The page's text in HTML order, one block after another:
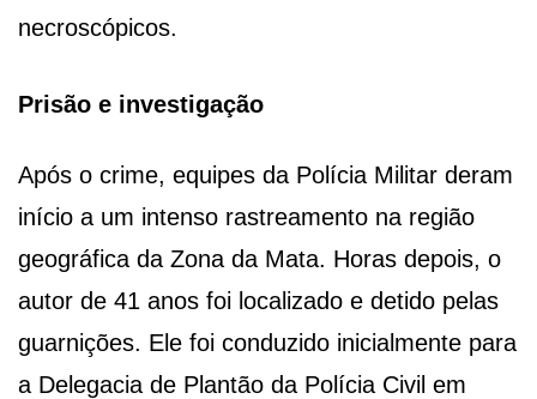
necroscópicos.
Prisão e investigação
Após o crime, equipes da Polícia Militar deram
início a um intenso rastreamento na região
geográfica da Zona da Mata. Horas depois, o
autor de 41 anos foi localizado e detido pelas
guarnições. Ele foi conduzido inicialmente para
a Delegacia de Plantão da Polícia Civil em